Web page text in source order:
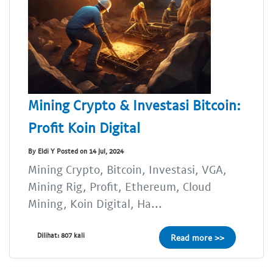
Mining Crypto & Investasi Bitcoin:
Profit Koin Digital
By Eldi Y Posted on 14 Jul, 2024
Mining Crypto, Bitcoin, Investasi, VGA,
Mining Rig, Profit, Ethereum, Cloud
Mining, Koin Digital, Ha...
Dilihat: 807 kali Read more >>